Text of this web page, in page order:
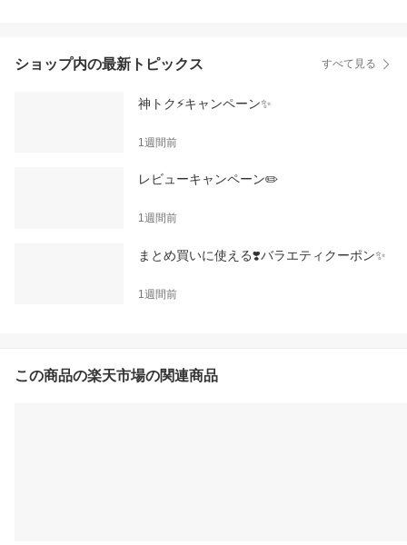
ショップ内の最新トピックス すべて見る
神トク⚡キャンペーン✨
1週間前
レビューキャンペーン✏️
1週間前
まとめ買いに使える❣️バラエティクーポン✨
1週間前
この商品の楽天市場の関連商品